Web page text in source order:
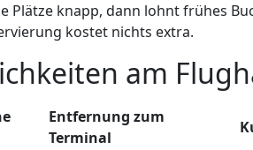
knapp, dann lohnt frühes
kostet nichts extra.
am
Entfernung zum
Terminal